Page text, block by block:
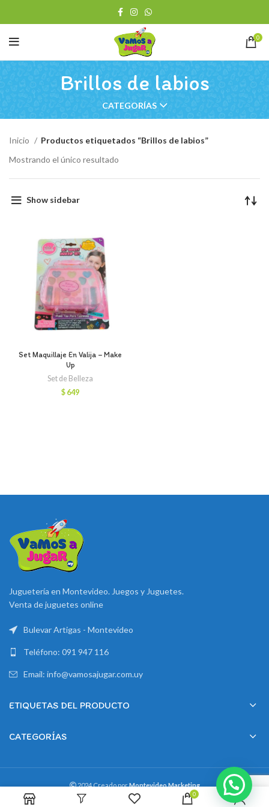
0
Brillos de labios
CATEGORÍAS
Inicio
Productos etiquetados “Brillos de labios”
Mostrando el único resultado
Show sidebar
Set Maquillaje En Valija – Make
Up
Set de Belleza
$ 649
Juguetería en Montevideo. Juegos y Juguetes.
Venta de juguetes online
Bulevar Artigas - Montevideo
Teléfono: 091 947 116
Email: info@vamosajugar.com.uy
ETIQUETAS DEL PRODUCTO
CATEGORÍAS
2024 Creado porMontevideo Marketing
0